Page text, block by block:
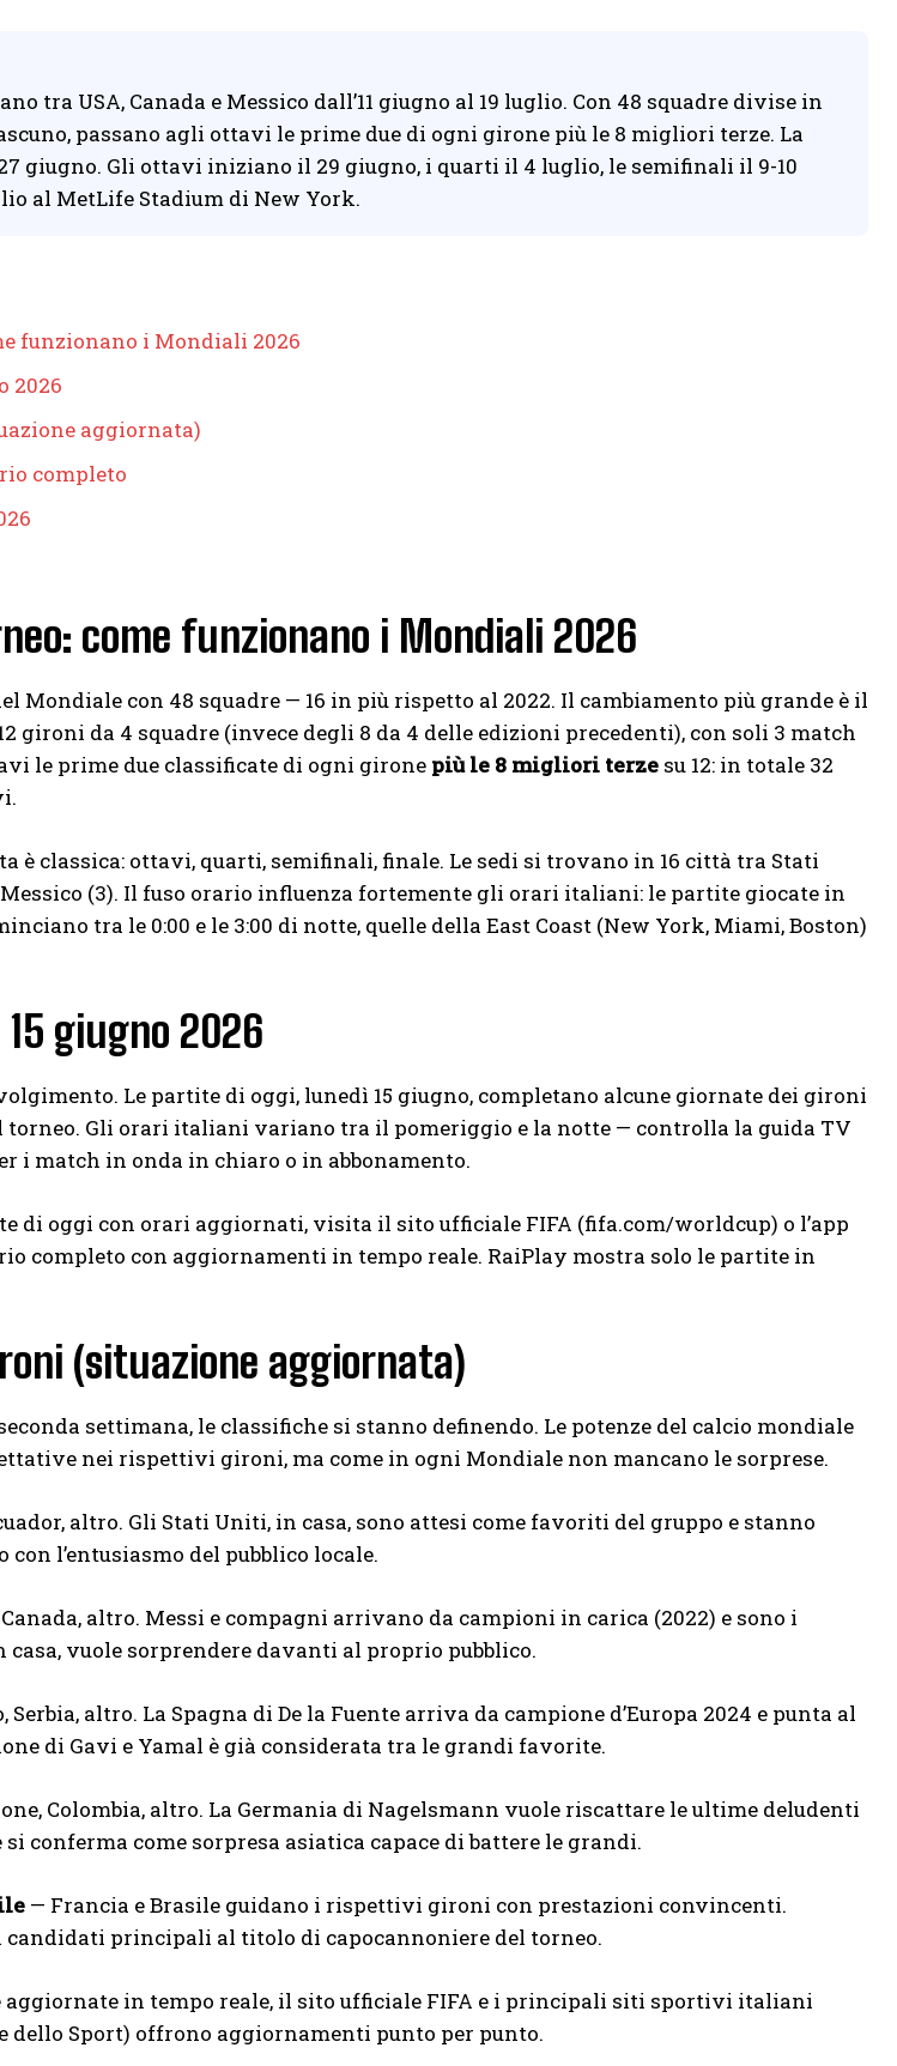
tra USA, Canada e Messico dall’11 giugno al 19 luglio. Con 48 squadre divise in
passano agli ottavi le prime due di ogni girone più le 8 migliori terze. La
giugno. Gli ottavi iniziano il 29 giugno, i quarti il 4 luglio, le semifinali il 9-10
al MetLife Stadium di New York.
funzionano i Mondiali 2026
2026
aggiornata)
completo
come funzionano i Mondiali 2026
Mondiale con 48 squadre — 16 in più rispetto al 2022. Il cambiamento più grande è il
gironi da 4 squadre (invece degli 8 da 4 delle edizioni precedenti), con soli 3 match
le prime due classificate di ogni girone più le 8 migliori terze su 12: in totale 32
è classica: ottavi, quarti, semifinali, finale. Le sedi si trovano in 16 città tra Stati
Messico (3). Il fuso orario influenza fortemente gli orari italiani: le partite giocate in
tra le 0:00 e le 3:00 di notte, quelle della East Coast (New York, Miami, Boston)
giugno 2026
Le partite di oggi, lunedì 15 giugno, completano alcune giornate dei gironi
torneo. Gli orari italiani variano tra il pomeriggio e la notte — controlla la guida TV
i match in onda in chiaro o in abbonamento.
di oggi con orari aggiornati, visita il sito ufficiale FIFA (fifa.com/worldcup) o l’app
completo con aggiornamenti in tempo reale. RaiPlay mostra solo le partite in
(situazione aggiornata)
settimana, le classifiche si stanno definendo. Le potenze del calcio mondiale
nei rispettivi gironi, ma come in ogni Mondiale non mancano le sorprese.
altro. Gli Stati Uniti, in casa, sono attesi come favoriti del gruppo e stanno
l’entusiasmo del pubblico locale.
altro. Messi e compagni arrivano da campioni in carica (2022) e sono i
vuole sorprendere davanti al proprio pubblico.
Serbia, altro. La Spagna di De la Fuente arriva da campione d’Europa 2024 e punta al
di Gavi e Yamal è già considerata tra le grandi favorite.
Colombia, altro. La Germania di Nagelsmann vuole riscattare le ultime deludenti
conferma come sorpresa asiatica capace di battere le grandi.
— Francia e Brasile guidano i rispettivi gironi con prestazioni convincenti.
candidati principali al titolo di capocannoniere del torneo.
aggiornate in tempo reale, il sito ufficiale FIFA e i principali siti sportivi italiani
dello Sport) offrono aggiornamenti punto per punto.